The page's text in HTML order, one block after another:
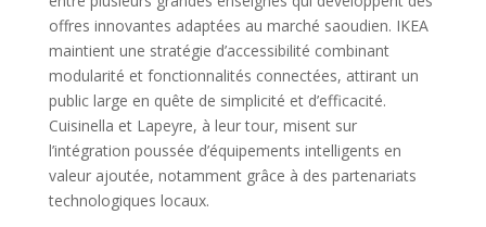
offres innovantes adaptées au marché saoudien. IKEA
maintient une stratégie d’accessibilité combinant
modularité et fonctionnalités connectées, attirant un
public large en quête de simplicité et d’efficacité.
Cuisinella et Lapeyre, à leur tour, misent sur
l’intégration poussée d’équipements intelligents en
valeur ajoutée, notamment grâce à des partenariats
technologiques locaux.